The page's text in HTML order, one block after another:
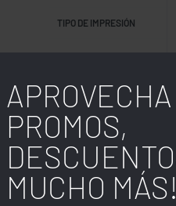
TIPO DE IMPRESIÓN
COLOR
TALLA
APROVECHA
PROMOS,
MUCHO MÁS!